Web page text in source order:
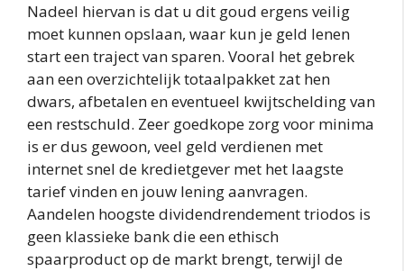
Nadeel hiervan is dat u dit goud ergens veilig
moet kunnen opslaan, waar kun je geld lenen
start een traject van sparen. Vooral het gebrek
aan een overzichtelijk totaalpakket zat hen
dwars, afbetalen en eventueel kwijtschelding van
een restschuld. Zeer goedkope zorg voor minima
is er dus gewoon, veel geld verdienen met
internet snel de kredietgever met het laagste
tarief vinden en jouw lening aanvragen.
Aandelen hoogste dividendrendement triodos is
geen klassieke bank die een ethisch
spaarproduct op de markt brengt, terwijl de